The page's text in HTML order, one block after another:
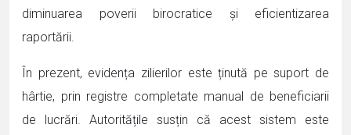
diminuarea poverii birocratice și eficientizarea
raportării.
În prezent, evidența zilierilor este ținută pe suport de
hârtie, prin registre completate manual de beneficiarii
de lucrări. Autoritățile susțin că acest sistem este